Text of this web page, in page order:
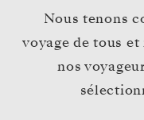
Nous tenons
voyage de tous
nos